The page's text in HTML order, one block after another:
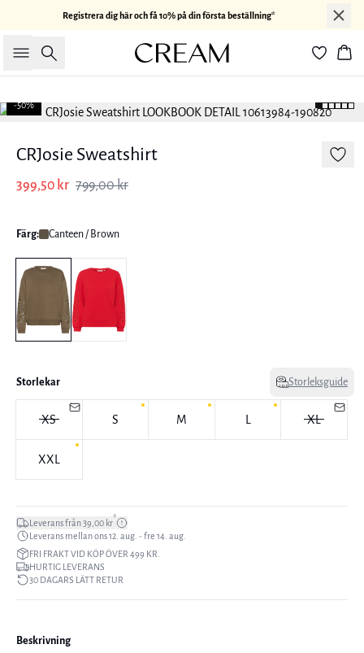
Registrera dig här och få 10% på din första beställning*
Sök
-50%
CRJosie Sweatshirt
399,50 kr 799,00 kr
Färg: Canteen / Brown
Storlekar Storleksguide
XS S M L XL
XXL
Leverans från 39,00 kr*
Leverans mellan ons 12. aug. - fre 14. aug.
FRI FRAKT VID KÖP ÖVER 499 KR.
HURTIG LEVERANS
30 DAGARS LÄTT RETUR
Beskrivning